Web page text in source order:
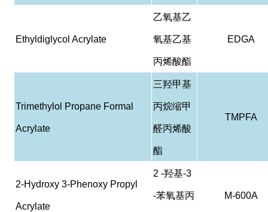
Ethyldiglycol Acrylate
乙氧基乙
氧基乙基
丙烯酸酯
EDGA
Trimethylol Propane Formal
Acrylate
三羟甲基
丙烷缩甲
醛丙烯酸
酯
TMPFA
2-Hydroxy 3-Phenoxy Propyl
Acrylate
2 -羟基-3
-苯氧基丙 M-600A